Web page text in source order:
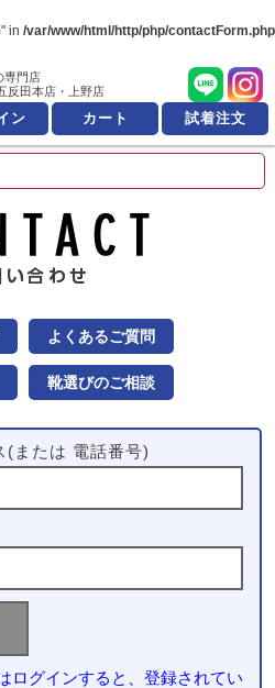
in /var/www/html/http/php/contactForm.php
大きな靴の
専門店
反田本店・上野店
ン カート 試着注文
よくあるご質問
靴選びのご相談
(または 電話番号)
ログインすると、登録されてい